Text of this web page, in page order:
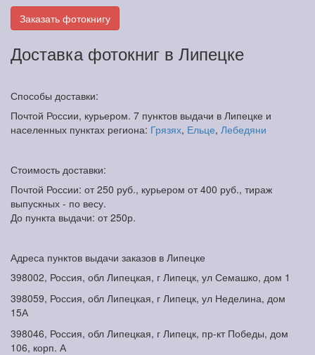
Заказать фотокнигу
Доставка фотокниг в Липецке
Способы доставки:
Почтой России, курьером. 7 пунктов выдачи в Липецке и
населенных пунктах региона: Грязях, Ельце, Лебедяни
Стоимость доставки:
Почтой России: от 250 руб., курьером от 400 руб., тираж
выпускных - по весу.
До пункта выдачи: от 250р.
Адреса пунктов выдачи заказов в Липецке
398002, Россия, обл Липецкая, г Липецк, ул Семашко, дом 1
398059, Россия, обл Липецкая, г Липецк, ул Неделина, дом
15А
398046, Россия, обл Липецкая, г Липецк, пр-кт Победы, дом
106, корп. А